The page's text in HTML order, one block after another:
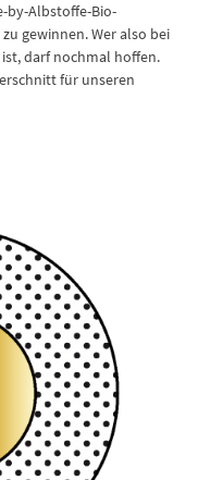
by-Albstoffe-Bio-
gewinnen. Wer also bei
darf nochmal hoffen.
für unseren